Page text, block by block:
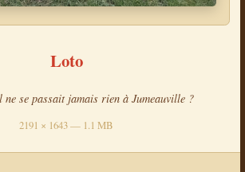
Loto
se passait jamais rien à Jumeauville ?
2191 × 1643 — 1.1 MB